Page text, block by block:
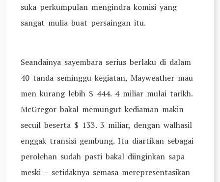
suka perkumpulan mengindra komisi yang
sangat mulia buat persaingan itu.
Seandainya sayembara serius berlaku di dalam
40 tanda seminggu kegiatan, Mayweather mau
men kurang lebih $ 444. 4 miliar mulai tarikh.
McGregor bakal memungut kediaman makin
secuil beserta $ 133. 3 miliar, dengan walhasil
enggak transisi gembung. Itu diartikan sebagai
perolehan sudah pasti bakal diinginkan sapa
meski – setidaknya semasa merepresentasikan